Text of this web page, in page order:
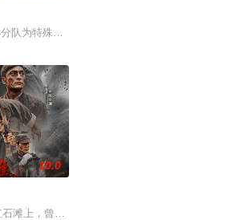
，一
以血肉之躯守护根据地，用 “军民一心”
队为特殊任务逆行重返战场，为完成使命与强敌血
疆历史佳
令部首席气象学家詹姆斯·斯塔格上小校（
10.0
滩上，曾发生过一场以少胜多、以弱胜强的战役，